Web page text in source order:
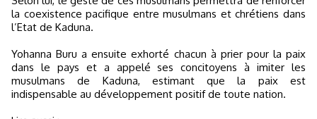
la coexistence pacifique entre musulmans et chrétiens dans
l’Etat de Kaduna.
Yohanna Buru a ensuite exhorté chacun à prier pour la paix
dans le pays et a appelé ses concitoyens à imiter les
musulmans de Kaduna, estimant que la paix est
indispensable au développement positif de toute nation.